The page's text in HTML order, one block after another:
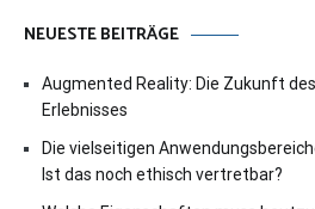
NEUESTE BEITRÄGE
Augmented Reality: Die Zukunft
Erlebnisses
Die vielseitigen
Ist das noch ethisch vertretbar?